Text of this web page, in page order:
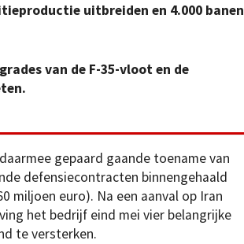
uitbreiden en 4.000 banen
van de F-35-vloot en de
gepaard gaande toename van
defensiecontracten binnengehaald
miljoen euro). Na een aanval op Iran
het bedrijf eind mei vier belangrijke
te versterken.